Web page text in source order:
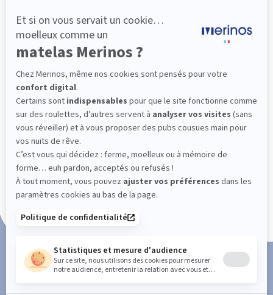
Fabrication Française
101 nuits d'essai*
Paiement en 3x ou 4x sans frais